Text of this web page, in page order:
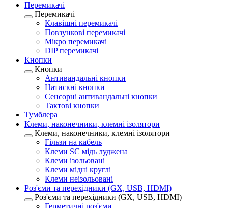
Перемикачі
Перемикачі
Клавішні перемикачі
Повзункові перемикачі
Мікро перемикачі
DIP перемикачі
Кнопки
Кнопки
Антивандальні кнопки
Натискні кнопки
Сенсорні антивандальні кнопки
Тактові кнопки
Тумблера
Клеми, наконечники, клемні ізолятори
Клеми, наконечники, клемні ізолятори
Гільзи на кабель
Клеми SC мідь луджена
Клеми ізольовані
Клеми мідні круглі
Клеми неізольовані
Роз'єми та перехідники (GX, USB, HDMI)
Роз'єми та перехідники (GX, USB, HDMI)
Герметичні роз'єми